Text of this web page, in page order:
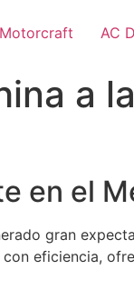
Motorcraft AC
a
en el
gran
eficiencia,